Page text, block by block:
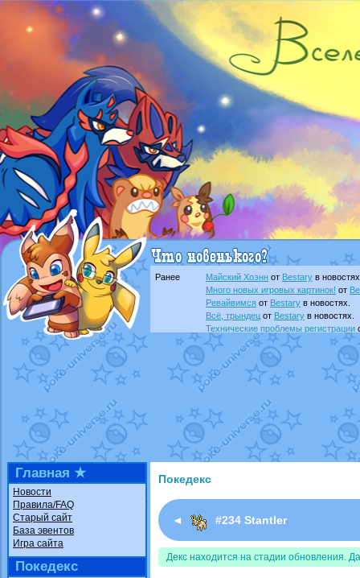
Ранее Майский Хоэнн от Bestary в
Много новых игровых картинок! от
Ревайвимся от Bestary в новостях.
Всё, трындец от Bestary в новостях.
Технические проблемы регистрации
доброе утро славянеот Dakkuв
Йолда и Мимикьюот MavisNyanCat
Недовольный котомангуст
от
The Dark Wishmakerот Randomon в
в
ilovearceus
Raging Boltот GraceDaFox
в
Shadow mismagius от
в
художник
от vicavica в фанарте.
Главная ★
Новости
Правила/FAQ
Старый сайт
База эвентов
Игра сайта
Покедекс
Покедекс
◄ #234 Stantler
Декс находится на стадии обновления.